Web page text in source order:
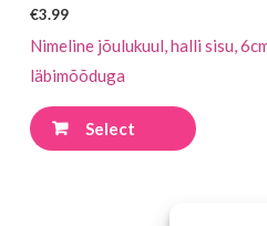
€3.99
Nimeline jõulukuul, halli sisu,
läbimõõduga
Select